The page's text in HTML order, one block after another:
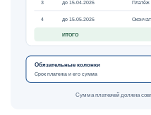
3 до 15.04.2026 Платёж
4 до 15.05.2026
ИТОГО
Обязательные колонки
Срок платежа и его сумма
Сумма платежей должна